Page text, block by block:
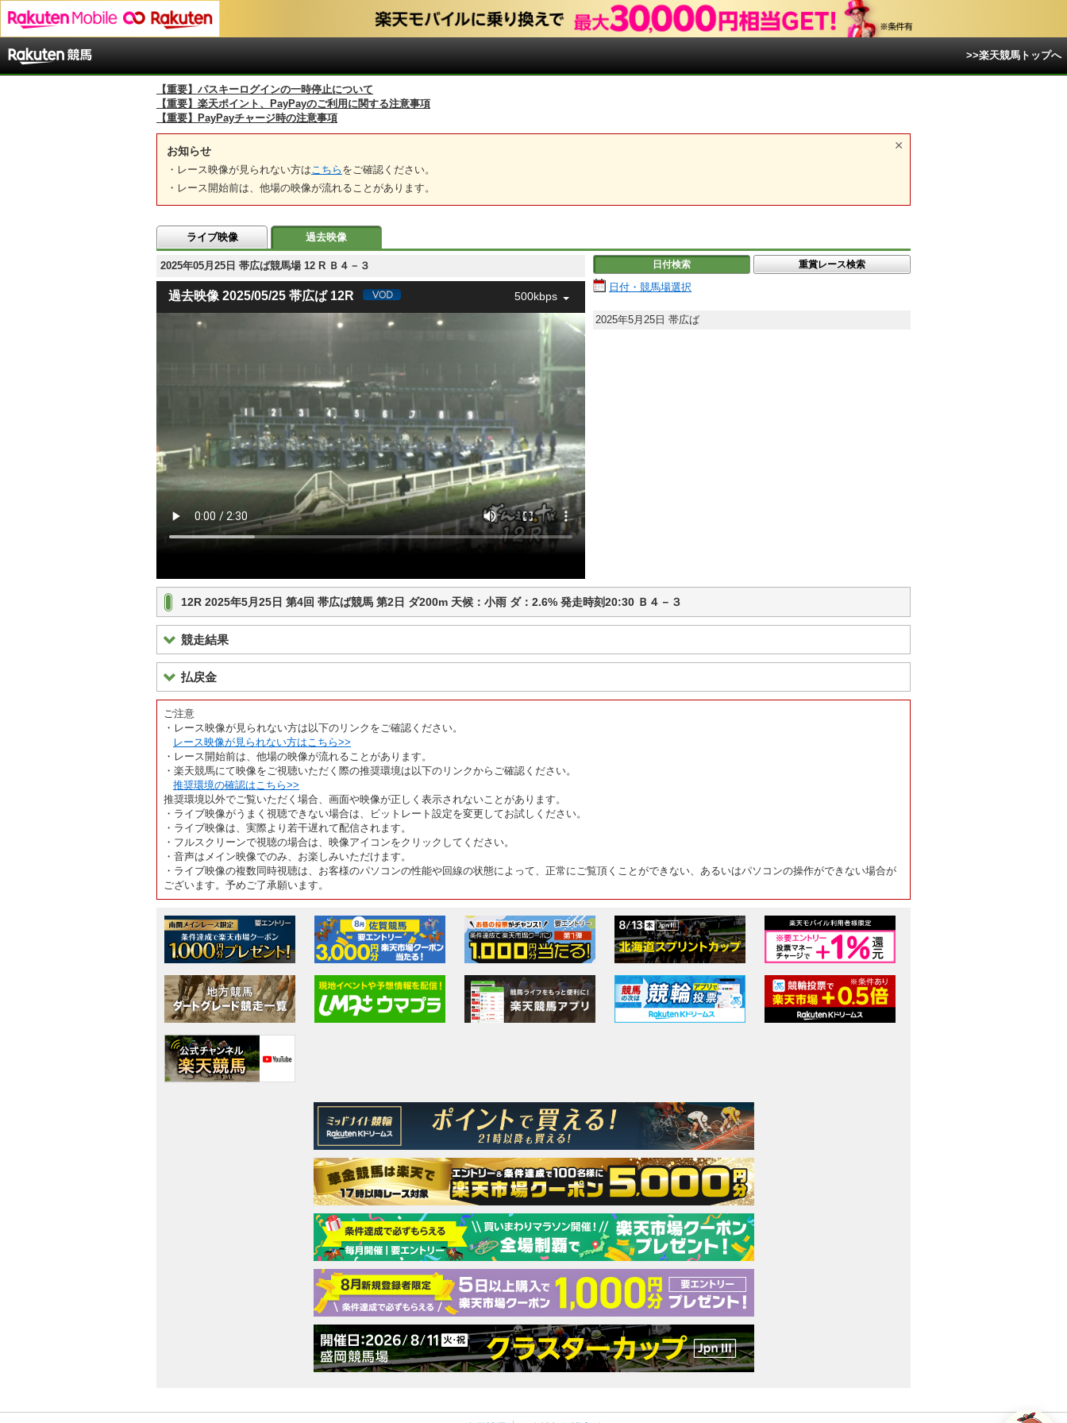
>>楽天競馬トップへ
【重要】パスキーログインの一時停止について
【重要】楽天ポイント、PayPayのご利用に関する注意事項
【重要】PayPayチャージ時の注意事項
お知らせ
・レース映像が見られない方は こちら をご確認ください。
・レース開始前は、他場の映像が流れることがあります。
ライブ映像 過去映像
2025年05月25日 帯広ば競馬場 12 R Ｂ４－３
過去映像 2025/05/25 帯広ば 12R 500kbps
日付検索 重賞レース検索
日付・競馬場選択
2025年5月25日 帯広ば
12R 2025年5月25日 第4回 帯広ば競馬 第2日 ダ200m 天候：小雨 ダ：2.6% 発走時刻20:30 Ｂ４－３
競走結果
払戻金
ご注意
・レース映像が見られない方は以下のリンクをご確認ください。
レース映像が見られない方はこちら>>
・レース開始前は、他場の映像が流れることがあります。
・楽天競馬にて映像をご視聴いただく際の推奨環境は以下のリンクからご確認ください。
推奨環境の確認はこちら>>
推奨環境以外でご覧いただく場合、画面や映像が正しく表示されないことがあります。
・ライブ映像がうまく視聴できない場合は、ビットレート設定を変更してお試しください。
・ライブ映像は、実際より若干遅れて配信されます。
・フルスクリーンで視聴の場合は、映像アイコンをクリックしてください。
・音声はメイン映像でのみ、お楽しみいただけます。
・ライブ映像の複数同時視聴は、お客様のパソコンの性能や回線の状態によって、正常にご覧頂くことができない、あるいはパソコンの操作ができない場合が
ございます。予めご了承願います。